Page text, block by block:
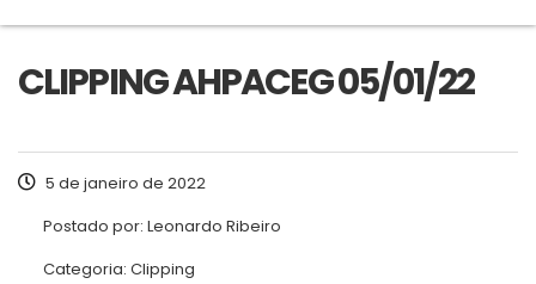
CLIPPING AHPACEG 05/01/22
5 de janeiro de 2022
Postado por: Leonardo Ribeiro
Categoria: Clipping